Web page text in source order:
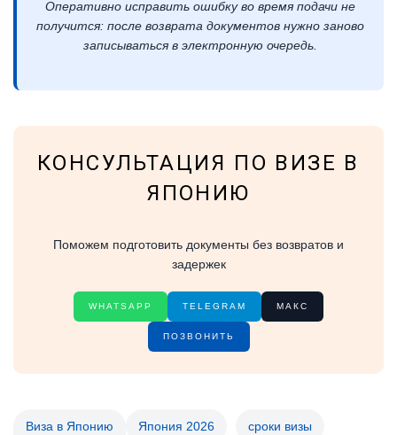
Оперативно исправить ошибку во время подачи не
получится: после возврата документов нужно заново
записываться в электронную очередь.
КОНСУЛЬТАЦИЯ ПО ВИЗЕ В
ЯПОНИЮ
Поможем подготовить документы без возвратов и
задержек
WHATSAPP TELEGRAM МАКС
ПОЗВОНИТЬ
Виза в Японию Япония 2026 сроки визы